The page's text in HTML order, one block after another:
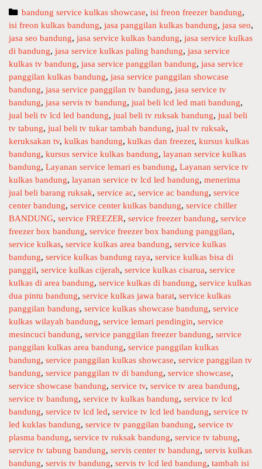
a
d
a
i
w
o
m
i
t
s
u
b
i
s
i
v
i
c
e
p
a
n
g
g
i
l
a
n
k
u
k
a
s
d
u
n
g
C
a
t
e
g
o
r
i
e
s
bandung service kulkas showcase,isi freon freezer bandung,
isi freon kulkas bandung, jasa panggilan kulkas bandung, jasa seo,
jasa seo bandung, jasa service kulkas bandung, jasa service kulkas
di bandung, jasa service kulkas paling bandung, jasa service
kulkas tv bandung, jasa service panggilan bandung, jasa service
panggilan kulkas bandung, jasa service panggilan showcase
bandung, jasa service panggilan tv bandung, jasa service tv
bandung, jasa servis tv bandung, jual beli lcd led mati bandung,
jual beli tv lcd led bandung, jual beli tv ruksak bandung, jual beli
tv tabung, jual beli tv tukar tambah bandung, jual tv ruksak,
keruksakan tv, kulkas bandung, kulkas dan freezer, kursus kulkas
bandung, kursus service kulkas bandung, layanan service kulkas
bandung, Layanan service lemari es bandung, Layanan service tv
kulkas bandung, layanan service tv lcd led bandung, menerima
jual beli barang ruksak, service ac, service ac bandung, service
center bandung, service center kulkas bandung, service chiller
BANDUNG, service FREEZER, service freezer bandung, service
freezer box bandung, service freezer box bandung panggilan,
service kulkas, service kulkas area bandung, service kulkas
bandung, service kulkas bandung raya, service kulkas bisa di
panggil, service kulkas cijerah, service kulkas cisarua, service
kulkas di area bandung, service kulkas di bandung, service kulkas
dua pintu bandung, service kulkas jawa barat, service kulkas
panggilan bandung, service kulkas showcase bandung, service
kulkas wilayah bandung, service lemari pendingin, service
mesincuci bandung, service panggilan freezer bandung, service
panggilan kulkas area bandung, service panggilan kulkas
bandung, service panggilan kulkas showcase, service panggilan tv
bandung, service panggilan tv di bandung, service showcase,
service showcase bandung, service tv, service tv area bandung,
service tv bandung, service tv kulkas bandung, service tv lcd
bandung, service tv lcd led, service tv lcd led bandung, service tv
led kuklas bandung, service tv panggilan bandung, service tv
plasma bandung, service tv ruksak bandung, service tv tabung,
service tv tabung bandung, servis center tv bandung, servis kulkas
bandung, servis tv bandung, servis tv lcd led bandung, tambah isi